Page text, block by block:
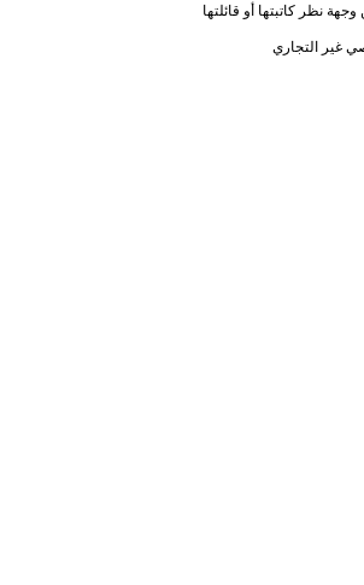
نظر كاتبتها أو قائلتها
غير التجاري